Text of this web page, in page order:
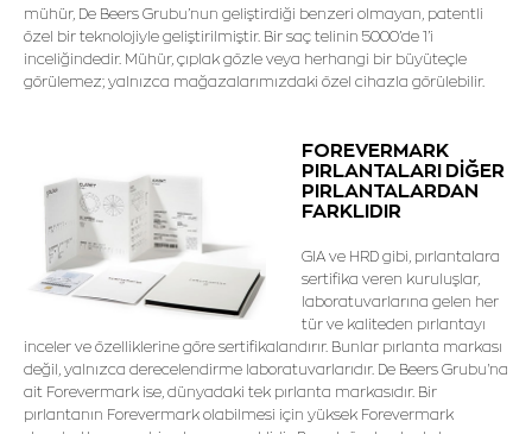
mühür, De Beers Grubu’nun geliştirdiği benzeri olmayan, patentli
özel bir teknolojiyle geliştirilmiştir. Bir saç telinin 5000’de 1’i
inceliğindedir. Mühür, çıplak gözle veya herhangi bir büyüteçle
görülemez; yalnızca mağazalarımızdaki özel cihazla görülebilir.
FOREVERMARK
PIRLANTALARI DİĞER
PIRLANTALARDAN
FARKLIDIR
GIA ve HRD gibi, pırlantalara
sertifika veren kuruluşlar,
laboratuvarlarına gelen her
tür ve kaliteden pırlantayı
inceler ve özelliklerine göre sertifikalandırır. Bunlar pırlanta markası
değil, yalnızca derecelendirme laboratuvarlarıdır. De Beers Grubu'na
ait Forevermark ise, dünyadaki tek pırlanta markasıdır. Bir
pırlantanın Forevermark olabilmesi için yüksek Forevermark